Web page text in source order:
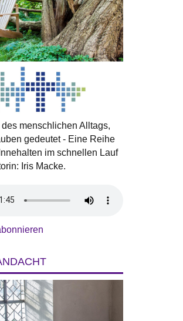
menschlichen Alltags,
gedeutet - Eine Reihe
im schnellen Lauf
Iris Macke.